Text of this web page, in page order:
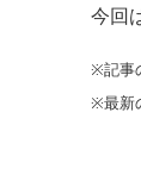
今回
※記事
※最新